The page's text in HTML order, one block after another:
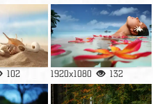
102 1920x1080 132